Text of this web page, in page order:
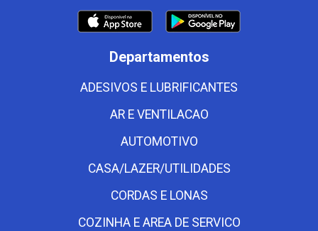
Departamentos
ADESIVOS E LUBRIFICANTES
AR E VENTILACAO
AUTOMOTIVO
CASA/LAZER/UTILIDADES
CORDAS E LONAS
COZINHA E AREA DE SERVICO